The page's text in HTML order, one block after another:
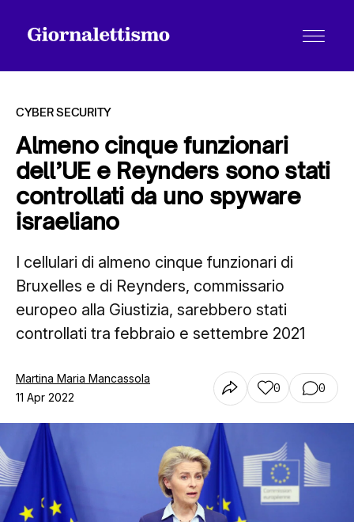
Tutti gli articoli
CYBER SECURITY
Almeno cinque funzionari
dell’UE e Reynders sono stati
controllati da uno spyware
israeliano
I cellulari di almeno cinque funzionari di
Bruxelles e di Reynders, commissario
europeo alla Giustizia, sarebbero stati
controllati tra febbraio e settembre 2021
Martina Maria Mancassola
11 Apr 2022
0 0